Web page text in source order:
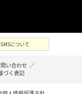
について
い合わせ ／
づく表記